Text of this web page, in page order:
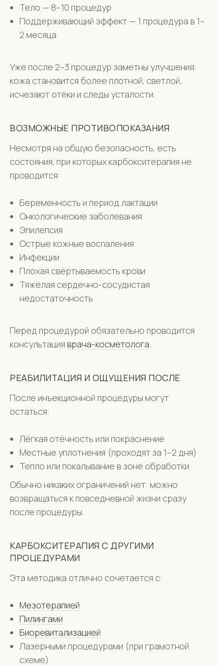
Тело — 8–10 процедур
Поддерживающий эффект — 1 процедура в 1–
2 месяца
Уже после 2–3 процедур заметны улучшения:
кожа становится более плотной, светлой,
исчезают отёки и следы усталости.
ВОЗМОЖНЫЕ ПРОТИВОПОКАЗАНИЯ
Несмотря на общую безопасность, есть
состояния, при которых карбокситерапия не
проводится:
Беременность и период лактации
Онкологические заболевания
Эпилепсия
Острые кожные воспаления
Инфекции
Плохая свёртываемость крови
Тяжёлая сердечно-сосудистая
недостаточность
Перед процедурой обязательно проводится
консультация врача-косметолога.
РЕАБИЛИТАЦИЯ И ОЩУЩЕНИЯ ПОСЛЕ
После инъекционной процедуры могут
остаться:
Лёгкая отёчность или покраснение
Местные уплотнения (проходят за 1–2 дня)
Тепло или покалывание в зоне обработки
Обычно никаких ограничений нет: можно
возвращаться к повседневной жизни сразу
после процедуры.
КАРБОКСИТЕРАПИЯ С ДРУГИМИ
ПРОЦЕДУРАМИ
Эта методика отлично сочетается с:
Мезотерапией
Пилингами
Биоревитализацией
Лазерными процедурами (при грамотной
схеме)